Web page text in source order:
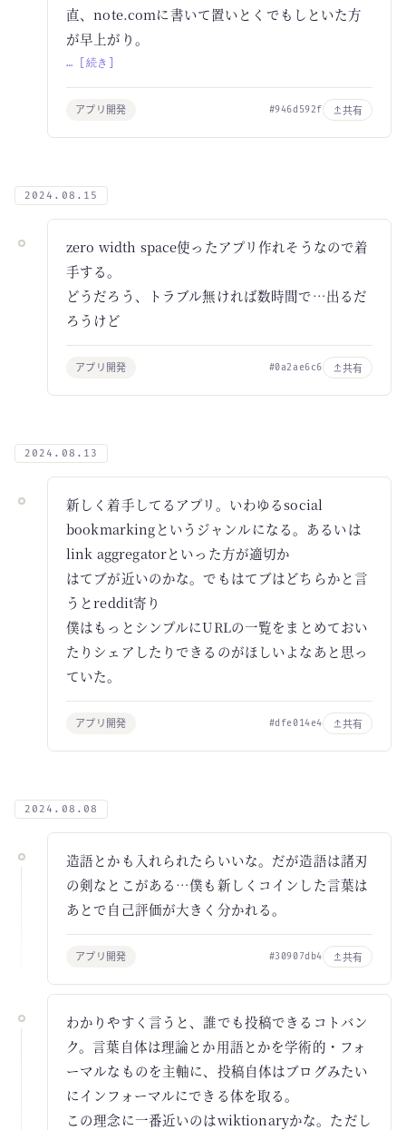
直、note.comに書いて置いとくでもしといた方
が早上がり。
… [続き]
アプリ開発 #946d592f 共有
2024.08.15
zero width space使ったアプリ作れそうなので着
手する。
どうだろう、トラブル無ければ数時間で…出るだ
ろうけど
アプリ開発 #0a2ae6c6 共有
2024.08.13
新しく着手してるアプリ。いわゆるsocial
bookmarkingというジャンルになる。あるいは
link aggregatorといった方が適切か
はてブが近いのかな。でもはてブはどちらかと言
うとreddit寄り
僕はもっとシンプルにURLの一覧をまとめておい
たりシェアしたりできるのがほしいよなあと思っ
ていた。
アプリ開発 #dfe014e4 共有
2024.08.08
造語とかも入れられたらいいな。だが造語は諸刃
の剣なとこがある…僕も新しくコインした言葉は
あとで自己評価が大きく分かれる。
アプリ開発 #30907db4 共有
わかりやすく言うと、誰でも投稿できるコトバン
ク。言葉自体は理論とか用語とかを学術的・フォ
ーマルなものを主軸に、投稿自体はブログみたい
にインフォーマルにできる体を取る。
この理念に一番近いのはwiktionaryかな。ただし